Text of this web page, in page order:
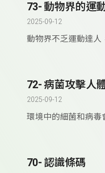
73- 動物界的運
2025-09-12
動物界不乏運動達人
72- 病菌攻擊人
2025-09-12
環境中的細菌和病毒
細胞。要如何對抗
70- 認識條碼